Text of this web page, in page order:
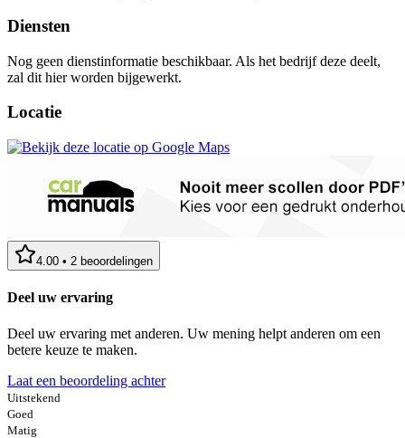
Diensten
Nog geen dienstinformatie beschikbaar. Als het bedrijf deze deelt,
zal dit hier worden bijgewerkt.
Locatie
4.00 • 2 beoordelingen
Deel uw ervaring
Deel uw ervaring met anderen. Uw mening helpt anderen om een
betere keuze te maken.
Laat een beoordeling achter
Uitstekend
Goed
Matig